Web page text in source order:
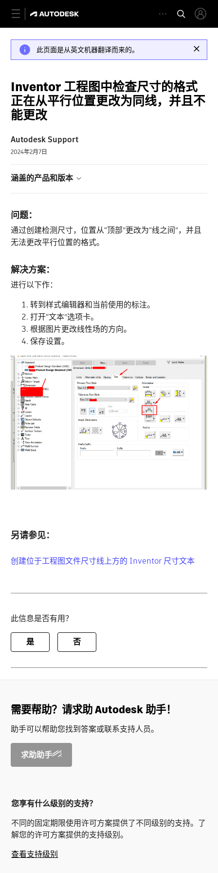
此页面是从英文机器翻译而来的。
Inventor 工程图中检查尺寸的格式
正在从平行位置更改为同线，并且不
能更改
Autodesk Support
2024年2月7日
涵盖的产品和版本
问题：
通过创建检测尺寸，位置从“顶部”更改为“线之间”，并且
无法更改平行位置的格式。
解决方案：
进行以下作：
转到样式编辑器和当前使用的标注。
打开“文本”选项卡。
根据图片更改线性场的方向。
保存设置。
另请参见：
创建位于工程图文件尺寸线上方的 Inventor 尺寸文本
此信息是否有用？
是 否
需要帮助？请求助 Autodesk 助手！
助手可以帮助您找到答案或联系支持人员。
求助助手
您享有什么级别的支持？
不同的固定期限使用许可方案提供了不同级别的支持。了
解您的许可方案提供的支持级别。
查看支持级别